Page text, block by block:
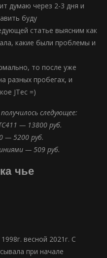
думаю через 2-3 дня и
буду
статье выясним как
какие были проблемы и
то после уже
разных пробегах, и
JTec =)
следующее:
— 13800 руб.
— 5200 руб.
— 509 руб.
чье
весной 2021г. С
при начале